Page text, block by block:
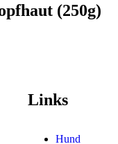
(250g)
Links
Hund